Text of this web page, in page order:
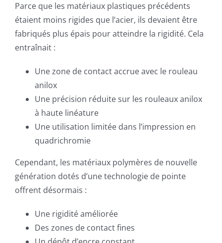
Parce que les matériaux plastiques précédents
étaient moins rigides que l’acier, ils devaient être
fabriqués plus épais pour atteindre la rigidité. Cela
entraînait :
Une zone de contact accrue avec le rouleau
anilox
Une précision réduite sur les rouleaux anilox
à haute linéature
Une utilisation limitée dans l’impression en
quadrichromie
Cependant, les matériaux polymères de nouvelle
génération dotés d’une technologie de pointe
offrent désormais :
Une rigidité améliorée
Des zones de contact fines